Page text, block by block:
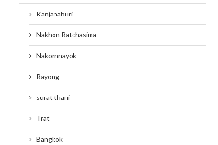
Kanjanaburi
Nakhon Ratchasima
Nakornnayok
Rayong
surat thani
Trat
Bangkok